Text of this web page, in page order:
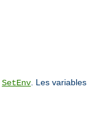
SetEnv . Les variables